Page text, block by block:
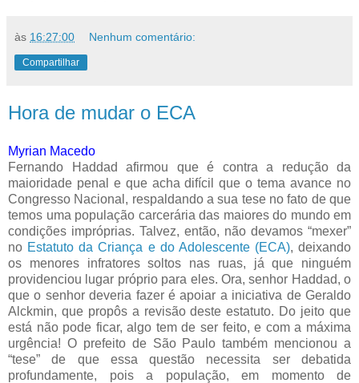
às 16:27:00 Nenhum comentário:
Compartilhar
Hora de mudar o ECA
Myrian Macedo
Fernando Haddad afirmou que é contra a redução da
maioridade penal e que acha difícil que o tema avance no
Congresso Nacional, respaldando a sua tese no fato de que
temos uma população carcerária das maiores do mundo em
condições impróprias. Talvez, então, não devamos “mexer”
no Estatuto da Criança e do Adolescente (ECA), deixando
os menores infratores soltos nas ruas, já que ninguém
providenciou lugar próprio para eles. Ora, senhor Haddad, o
que o senhor deveria fazer é apoiar a iniciativa de Geraldo
Alckmin, que propôs a revisão deste estatuto. Do jeito que
está não pode ficar, algo tem de ser feito, e com a máxima
urgência! O prefeito de São Paulo também mencionou a
“tese” de que essa questão necessita ser debatida
profundamente, pois a população, em momento de